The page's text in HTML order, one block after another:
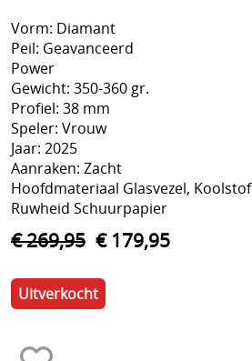
Vorm: Diamant
Peil: Geavanceerd
Power
Gewicht: 350-360 gr.
Profiel: 38 mm
Speler: Vrouw
Jaar: 2025
Aanraken: Zacht
Hoofdmateriaal Glasvezel, Koolstof
Ruwheid Schuurpapier
€ 269,95 € 179,95
Uitverkocht